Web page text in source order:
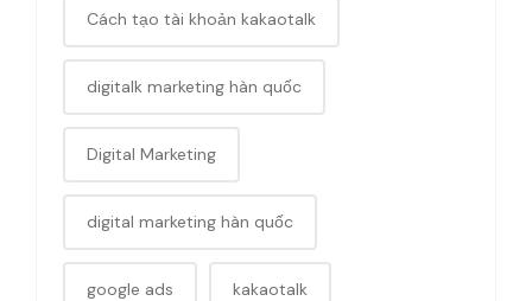
Cách tạo tài khoản kakaotalk
digitalk marketing hàn quốc
Digital Marketing
digital marketing hàn quốc
google ads kakaotalk